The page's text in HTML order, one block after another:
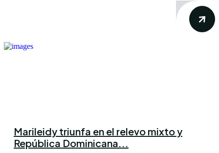
Marileidy triunfa en el relevo mixto y
República Dominicana...